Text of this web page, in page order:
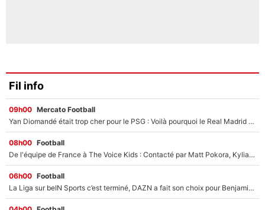
Fil info
09h00 Mercato Football
Yan Diomandé était trop cher pour le PSG : Voilà pourquoi le Real Madrid a accepté de payer la somme record de 140M€ pour boucler son transfert !
08h00 Football
De l'équipe de France à The Voice Kids : Contacté par Matt Pokora, Kylian Mbappé a accepté de jouer un rôle inédit sur TF1 !
06h00 Football
La Liga sur beIN Sports c’est terminé, DAZN a fait son choix pour Benjamin Da Silva et Omar Da Fonseca !